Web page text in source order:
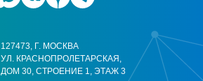
127473, Г. МОСКВА
УЛ. КРАСНОПРОЛЕТАРСКАЯ,
ДОМ 30, СТРОЕНИЕ 1, ЭТАЖ 3